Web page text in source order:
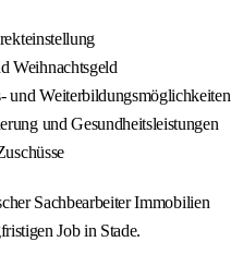
Weihnachtsgeld
und Weiterbildungsmöglichkeiten
und Gesundheitsleistungen
Sachbearbeiter Immobilien
Job in Stade.